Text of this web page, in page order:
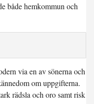
både hemkommun och
via en av sönerna och
om uppgifterna.
rädsla och oro samt risk